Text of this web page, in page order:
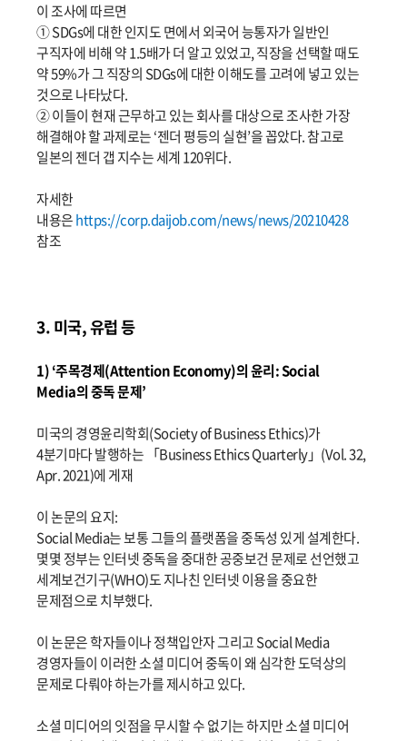
이 조사에 따르면
① SDGs에 대한 인지도 면에서 외국어 능통자가 일반인
구직자에 비해 약 1.5배가 더 알고 있었고, 직장을 선택할 때도
약 59%가 그 직장의 SDGs에 대한 이해도를 고려에 넣고 있는
것으로 나타났다.
② 이들이 현재 근무하고 있는 회사를 대상으로 조사한 가장
해결해야 할 과제로는 ‘젠더 평등의 실현’을 꼽았다. 참고로
일본의 젠더 갭 지수는 세계 120위다.
자세한
내용은https://corp.daijob.com/news/news/20210428
참조
3. 미국, 유럽 등
1) ‘주목경제(Attention Economy)의 윤리: Social
Media의 중독 문제’
미국의 경영윤리학회(Society of Business Ethics)가
4분기마다 발행하는 「Business Ethics Quarterly」(Vol. 32,
Apr. 2021)에 게재
이 논문의 요지:
Social Media는 보통 그들의 플랫폼을 중독성 있게 설계한다.
몇몇 정부는 인터넷 중독을 중대한 공중보건 문제로 선언했고
세계보건기구(WHO)도 지나친 인터넷 이용을 중요한
문제점으로 치부했다.
이 논문은 학자들이나 정책입안자 그리고 Social Media
경영자들이 이러한 소셜 미디어 중독이 왜 심각한 도덕상의
문제로 다뤄야 하는가를 제시하고 있다.
소셜 미디어의 잇점을 무시할 수 없기는 하지만 소셜 미디어